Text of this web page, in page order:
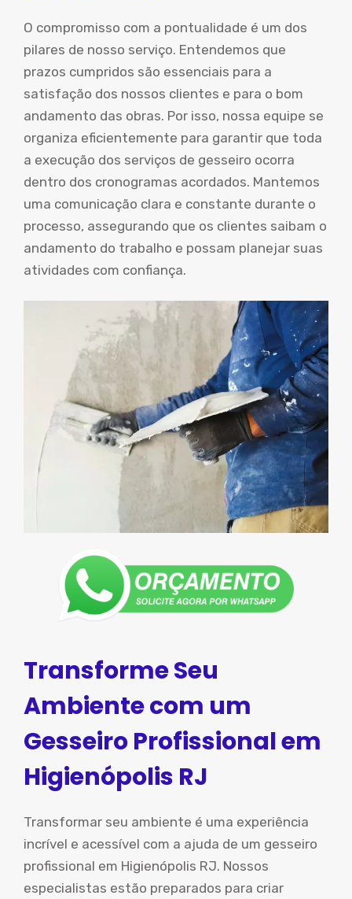
O compromisso com a pontualidade é um dos
pilares de nosso serviço. Entendemos que
prazos cumpridos são essenciais para a
satisfação dos nossos clientes e para o bom
andamento das obras. Por isso, nossa equipe se
organiza eficientemente para garantir que toda
a execução dos serviços de gesseiro ocorra
dentro dos cronogramas acordados. Mantemos
uma comunicação clara e constante durante o
processo, assegurando que os clientes saibam o
andamento do trabalho e possam planejar suas
atividades com confiança.
Transforme Seu
Ambiente com um
Gesseiro Profissional em
Higienópolis RJ
Transformar seu ambiente é uma experiência
incrível e acessível com a ajuda de um gesseiro
profissional em Higienópolis RJ. Nossos
especialistas estão preparados para criar